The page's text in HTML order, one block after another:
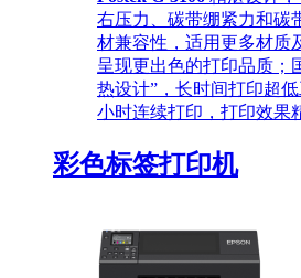
右压力、碳带绷紧力和碳
材兼容性，适用更多材质
呈现更出色的打印品质；
热设计”，长时间打印超
小时连续打印，打印效果
彩色标签打印机